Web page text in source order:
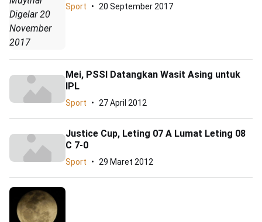
Digelar 20
November
2017
Sport 20 September 2017
Mei, PSSI Datangkan Wasit Asing untuk
IPL
Sport 27 April 2012
Justice Cup, Leting 07 A Lumat Leting 08
C 7-0
Sport 29 Maret 2012